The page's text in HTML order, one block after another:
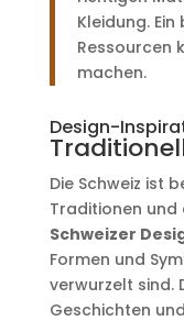
Kleidung.
Ressourcen
machen.
Design-
Die Schweiz ist
Traditionen und
Schweizer
Formen und
verwurzelt sind.
Geschichten